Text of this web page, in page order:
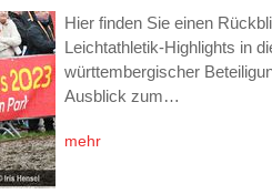
Hier finden Sie einen
Leichtathletik-Highlights in
württembergischer
Ausblick zum…
mehr